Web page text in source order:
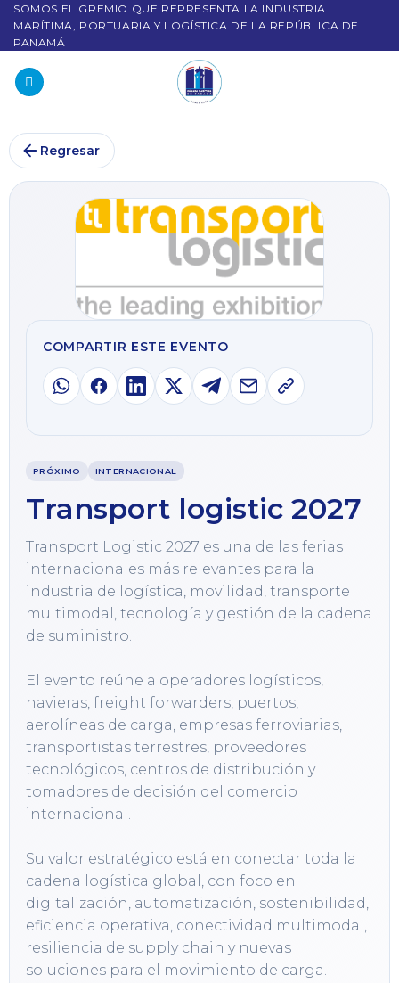
SOMOS EL GREMIO QUE REPRESENTA LA INDUSTRIA
MARÍTIMA, PORTUARIA Y LOGÍSTICA DE LA REPÚBLICA DE
PANAMÁ
Regresar
COMPARTIR ESTE EVENTO
PRÓXIMO INTERNACIONAL
Transport logistic 2027
Transport Logistic 2027 es una de las ferias
internacionales más relevantes para la
industria de logística, movilidad, transporte
multimodal, tecnología y gestión de la cadena
de suministro.
El evento reúne a operadores logísticos,
navieras, freight forwarders, puertos,
aerolíneas de carga, empresas ferroviarias,
transportistas terrestres, proveedores
tecnológicos, centros de distribución y
tomadores de decisión del comercio
internacional.
Su valor estratégico está en conectar toda la
cadena logística global, con foco en
digitalización, automatización, sostenibilidad,
eficiencia operativa, conectividad multimodal,
resiliencia de supply chain y nuevas
soluciones para el movimiento de carga.